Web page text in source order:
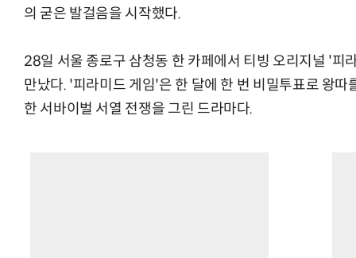
의 굳은 발걸음을 시작했다.
28일 서울 종로구 삼청동 한 카페에서 티빙 오리지널 '피
만났다. '피라미드 게임'은 한 달에 한 번 비밀투표로 왕
한 서바이벌 서열 전쟁을 그린 드라마다.